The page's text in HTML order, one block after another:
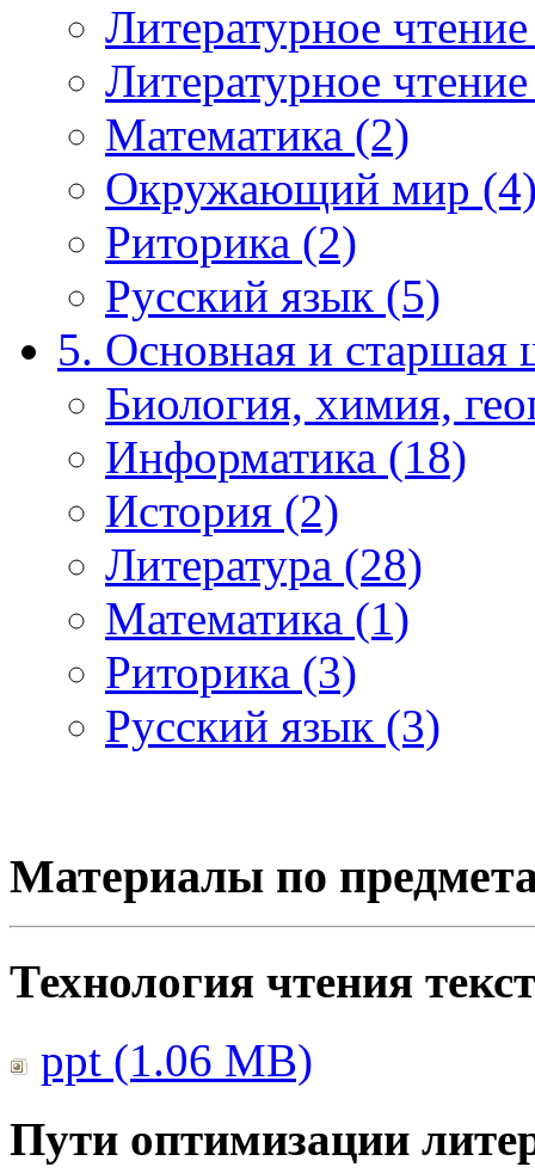
Литературное
Литературное
Математика (2)
Окружающий мир
Риторика (2)
Русский язык (5)
5. Основная и старшая
Биология, химия,
Информатика (18)
История (2)
Литература (28)
Математика (1)
Риторика (3)
Русский язык (3)
Материалы по
Технология чтения
ppt (1.06 MB)
Пути оптимизации